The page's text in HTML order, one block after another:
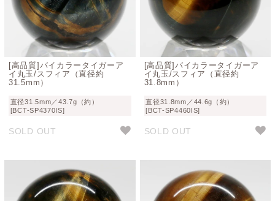
[高品質]バイカラータイガーア
イ丸玉/スフィア（直径約
31.5mm）
直径31.5mm／43.7g（約）
[BCT-SP4370IS]
SOLD OUT
[高品質]バイカラータイガーア
イ丸玉/スフィア（直径約
31.8mm）
直径31.8mm／44.6g（約）
[BCT-SP4460IS]
SOLD OUT